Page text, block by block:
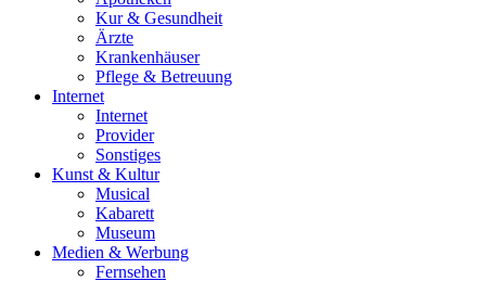
Kur & Gesundheit
Ärzte
Krankenhäuser
Pflege & Betreuung
Internet
Internet
Provider
Sonstiges
Kunst & Kultur
Musical
Kabarett
Museum
Medien & Werbung
Fernsehen